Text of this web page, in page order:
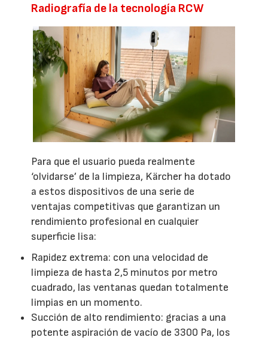
Radiografía de la tecnología RCW
Para que el usuario pueda realmente
‘olvidarse’ de la limpieza, Kärcher ha dotado
a estos dispositivos de una serie de
ventajas competitivas que garantizan un
rendimiento profesional en cualquier
superficie lisa:
Rapidez extrema: con una velocidad de
limpieza de hasta 2,5 minutos por metro
cuadrado, las ventanas quedan totalmente
limpias en un momento.
Succión de alto rendimiento: gracias a una
potente aspiración de vacío de 3300 Pa, los